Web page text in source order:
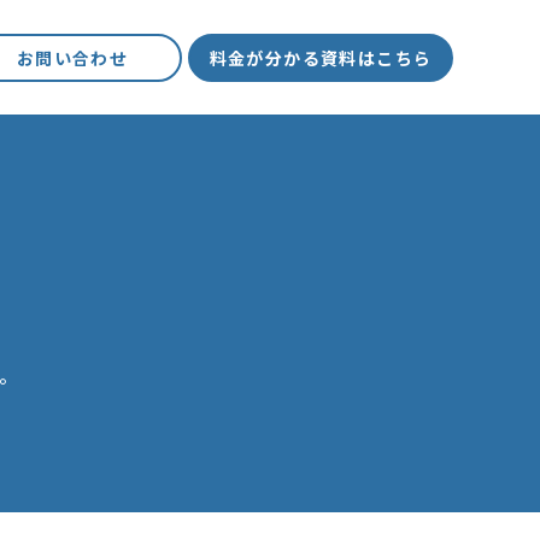
お問い合わせ 料金が分かる資料はこちら